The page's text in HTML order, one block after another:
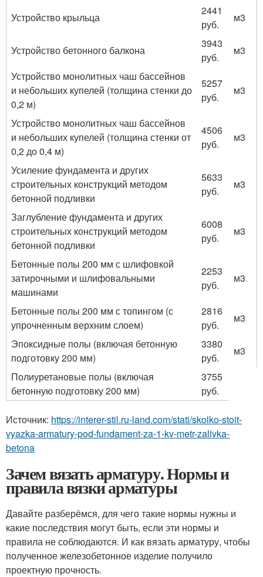
Устройство крыльца
2441
руб.
м3
Устройство бетонного балкона
3943
руб.
м3
Устройство монолитных чаш бассейнов
и небольших купелей (толщина стенки до
0,2 м)
5257
руб.
м3
Устройство монолитных чаш бассейнов
и небольших купелей (толщина стенки от
0,2 до 0,4 м)
4506
руб.
м3
Усиление фундамента и других
строительных конструкций методом
бетонной подливки
5633
руб.
м3
Заглубление фундамента и других
строительных конструкций методом
бетонной подливки
6008
руб.
м3
Бетонные полы 200 мм с шлифовкой
затирочными и шлифовальными
машинами
2253
руб.
м3
Бетонные полы 200 мм с топингом (с
упрочненным верхним слоем)
2816
руб.
м3
Эпоксидные полы (включая бетонную
подготовку 200 мм)
3380
руб.
м3
Полиуретановые полы (включая
бетонную подготовку 200 мм)
3755
руб.
Источник: https://interer-stil.ru-land.com/stati/skolko-stoit-
vyazka-armatury-pod-fundament-za-1-kv-metr-zalivka-
betona
Зачем вязать арматуру. Нормы и
правила вязки арматуры
Давайте разберёмся, для чего такие нормы нужны и
какие последствия могут быть, если эти нормы и
правила не соблюдаются. И как вязать арматуру, чтобы
полученное железобетонное изделие получило
проектную прочность.